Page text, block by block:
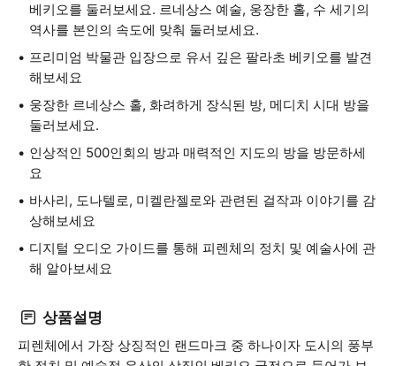
베키오를 둘러보세요. 르네상스 예술, 웅장한 홀, 수 세기의
역사를 본인의 속도에 맞춰 둘러보세요.
프리미엄 박물관 입장으로 유서 깊은 팔라초 베키오를 발견
해보세요
웅장한 르네상스 홀, 화려하게 장식된 방, 메디치 시대 방을
둘러보세요.
인상적인 500인회의 방과 매력적인 지도의 방을 방문하세
요
바사리, 도나텔로, 미켈란젤로와 관련된 걸작과 이야기를 감
상해보세요
디지털 오디오 가이드를 통해 피렌체의 정치 및 예술사에 관
해 알아보세요
상품설명
피렌체에서 가장 상징적인 랜드마크 중 하나이자 도시의 풍부